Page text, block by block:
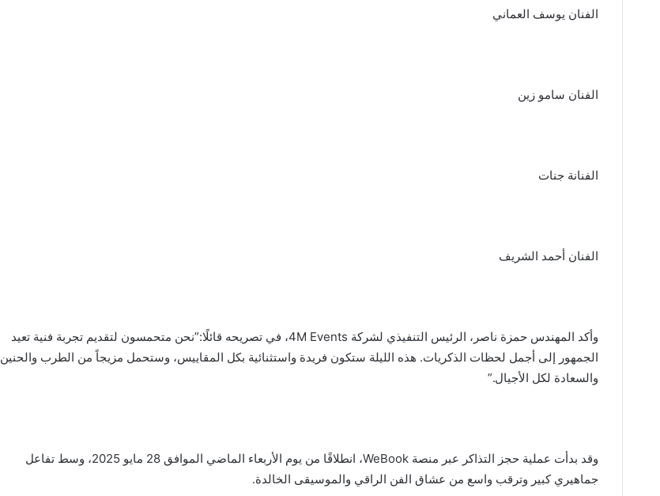
الفنان يوسف العماني
الفنان سامو زين
الفنانة جنات
الفنان أحمد الشريف
وأكد المهندس حمزة ناصر، الرئيس التنفيذي لشركة 4M Events، في تصريحه قائلًا:”نحن متحمسون لتقديم تجربة فنية تعيد
الجمهور إلى أجمل لحظات الذكريات. هذه الليلة ستكون فريدة واستثنائية بكل المقاييس، وستحمل مزيجاً من الطرب والحنين
والسعادة لكل الأجيال.”
وقد بدأت عملية حجز التذاكر عبر منصة WeBook، انطلاقًا من يوم الأربعاء الماضي الموافق 28 مايو 2025، وسط تفاعل
جماهيري كبير وترقب واسع من عشاق الفن الراقي والموسيقى الخالدة.